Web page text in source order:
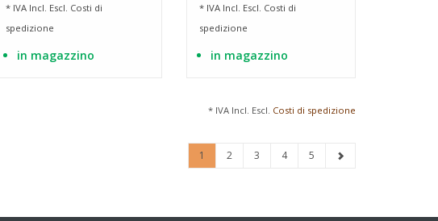
* IVA Incl. Escl. Costi di
spedizione
in magazzino
* IVA Incl. Escl. Costi di
spedizione
in magazzino
* IVA Incl. Escl. Costi di spedizione
1 2 3 4 5